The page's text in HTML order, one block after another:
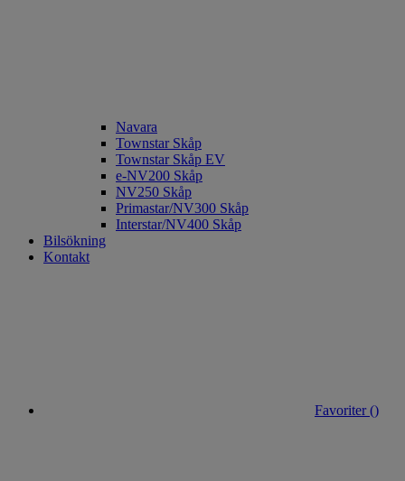
Navara
Townstar Skåp
Townstar Skåp EV
e-NV200 Skåp
NV250 Skåp
Primastar/NV300 Skåp
Interstar/NV400 Skåp
Bilsökning
Kontakt
Favoriter ()